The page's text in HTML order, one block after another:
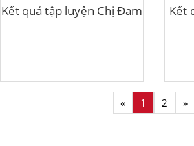
Kết quả tập luyện Chị Đam Kết
« 1 2 »